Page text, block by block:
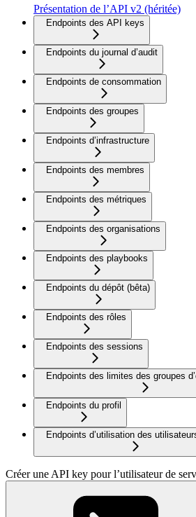
Présentation de l’API v2 (héritée)
Endpoints des API keys
Endpoints du journal d’audit
Endpoints de consommation
Endpoints des groupes
Endpoints d’infrastructure
Endpoints des membres
Endpoints des métriques
Endpoints des organisations
Endpoints des playbooks
Endpoints du dépôt (bêta)
Endpoints des rôles
Endpoints des sessions
Endpoints des limites des groupes
Endpoints du profil
Endpoints d’utilisation des
Créer une API key pour l’utilisateur de